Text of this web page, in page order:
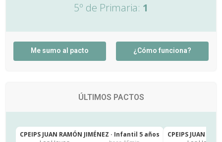
5º de Primaria: 1
Me sumo al pacto ¿Cómo funciona?
ÚLTIMOS PACTOS
CPEIPS JUAN RAMÓN JIMÉNEZ · Infantil 5 años
CPEIPS JUAN